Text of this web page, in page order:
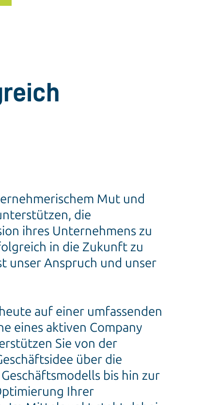
Mut und
die
ihres Unternehmens zu
in die Zukunft zu
unser Anspruch und unser
auf einer umfassenden
eines aktiven Company
Sie von der
über die
bis hin zur
Ihrer